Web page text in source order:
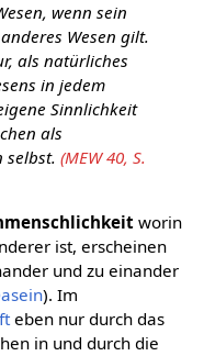
wenn sein
Wesen gilt.
als natürliches
in jedem
Sinnlichkeit
als
selbst. (MEW 40, S.
worin
ist, erscheinen
und zu einander
). Im
eben nur durch das
in und durch die